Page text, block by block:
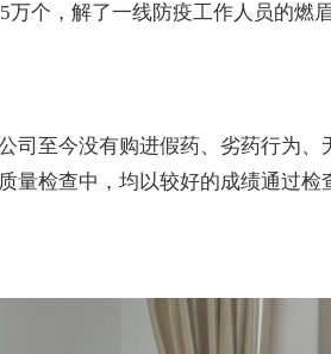
万个，解了一线防疫工作人员的燃
至今没有购进假药、劣药行为、
量检查中，均以较好的成绩通过